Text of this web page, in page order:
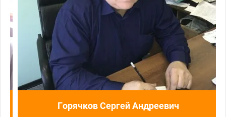
Горячков Сергей Андреевич